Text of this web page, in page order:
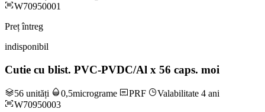
W70950001
Preț întreg
indisponibil
Cutie cu blist. PVC-PVDC/Al x 56 caps. moi
56 unități 0,5micrograme PRF
Valabilitate 4 ani
W70950003